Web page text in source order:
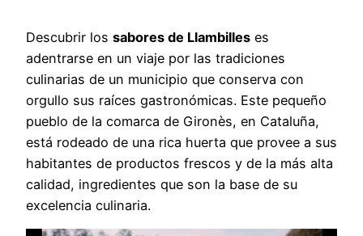
Descubrir los sabores de Llambilles es
adentrarse en un viaje por las tradiciones
culinarias de un municipio que conserva con
orgullo sus raíces gastronómicas. Este pequeño
pueblo de la comarca de Gironès, en Cataluña,
está rodeado de una rica huerta que provee a sus
habitantes de productos frescos y de la más alta
calidad, ingredientes que son la base de su
excelencia culinaria.